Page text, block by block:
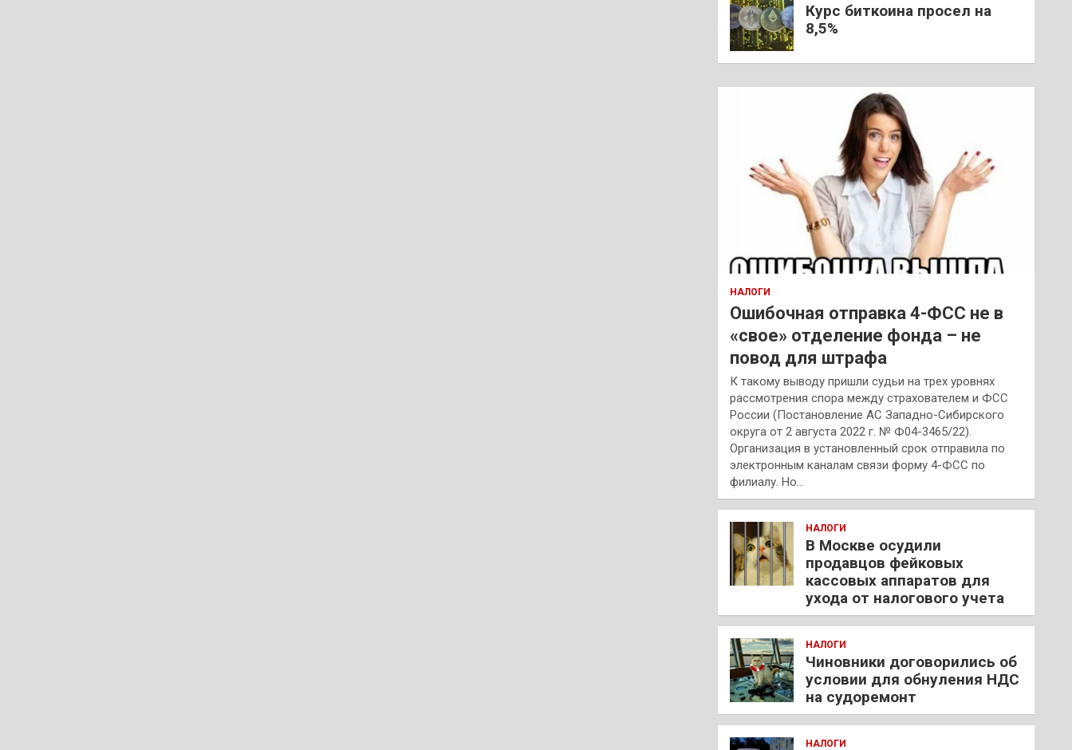
Курс биткоина просел на
8,5%
НАЛОГИ
Ошибочная отправка 4-ФСС не в
«свое» отделение фонда – не
повод для штрафа
К такому выводу пришли судьи на трех уровнях
рассмотрения спора между страхователем и ФСС
России (Постановление АС Западно-Сибирского
округа от 2 августа 2022 г. № Ф04-3465/22).
Организация в установленный срок отправила по
электронным каналам связи форму 4-ФСС по
филиалу. Но…
НАЛОГИ
В Москве осудили
продавцов фейковых
кассовых аппаратов для
ухода от налогового учета
НАЛОГИ
Чиновники договорились об
условии для обнуления НДС
на судоремонт
НАЛОГИ